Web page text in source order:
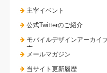
主宰イベント
公式Twitterのご紹介
モバイルデザインアーカイ
本。
メールマガジン
当サイト更新履歴